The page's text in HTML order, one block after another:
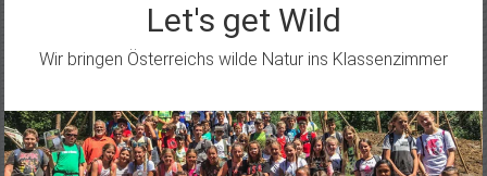
Let's get Wild
Wir bringen Österreichs wilde Natur ins Klassenzimmer